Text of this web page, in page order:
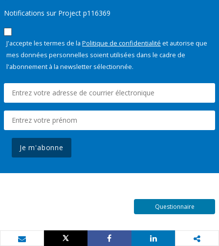
Notifications sur Project p116369
J'accepte les termes de la Politique de confidentialité et autorise que
mes données personnelles soient utilisées dans le cadre de
l'abonnement à la newsletter sélectionnée.
Je m'abonne
Questionnaire